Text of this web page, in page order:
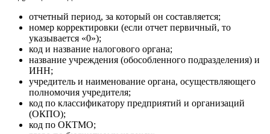
отчетный период, за который он составляется;
номер корректировки (если отчет первичный, то
указывается «0»);
код и название налогового органа;
название учреждения (обособленного подразделения) и
ИНН;
учредитель и наименование органа, осуществляющего
полномочия учредителя;
код по классификатору предприятий и организаций
(ОКПО);
код по ОКТМО;